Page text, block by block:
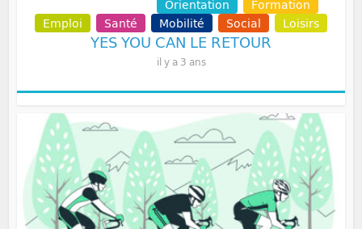
Orientation
Formation
Emploi
Santé Mobilité Social Loisirs
YES YOU CAN LE RETOUR
il y a 3 ans